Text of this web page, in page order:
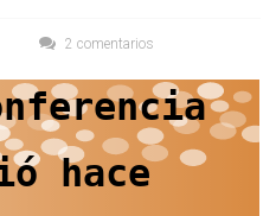
2 comentarios